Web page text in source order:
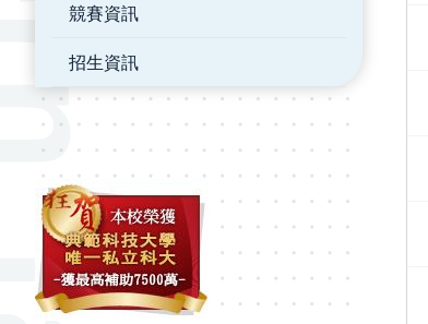
競賽資訊
招生資訊